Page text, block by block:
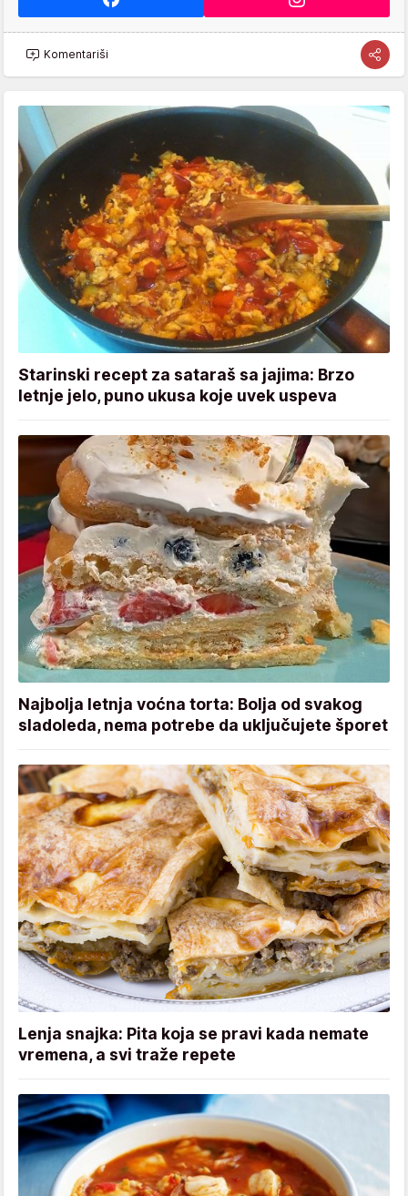
Komentariši
Starinski recept za sataraš sa jajima: Brzo
letnje jelo, puno ukusa koje uvek uspeva
Najbolja letnja voćna torta: Bolja od svakog
sladoleda, nema potrebe da uključujete šporet
Lenja snajka: Pita koja se pravi kada nemate
vremena, a svi traže repete